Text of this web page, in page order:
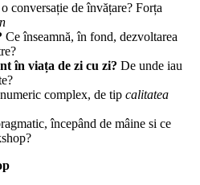
o conversație de învățare? Forța
Ce înseamnă, în fond, dezvoltarea
în viața de zi cu zi? De unde iau
complex, de tip calitatea
începând de mâine si ce